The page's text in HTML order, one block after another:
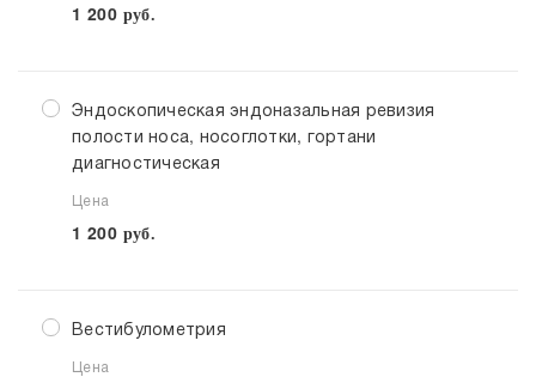
1 200 руб.
Эндоскопическая эндоназальная ревизия
полости носа, носоглотки, гортани
диагностическая
Цена
1 200 руб.
Вестибулометрия
Цена